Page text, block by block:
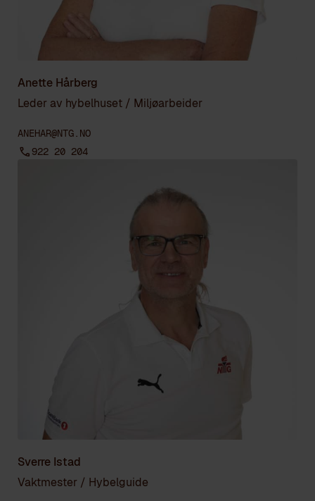
Anette Hårberg
Leder av hybelhuset / Miljøarbeider
ANEHAR@NTG.NO
922 20 204
Sverre Istad
Vaktmester / Hybelguide